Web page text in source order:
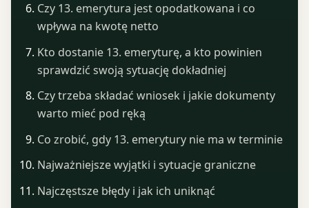
Czy 13. emerytura jest opodatkowana i co
wpływa na kwotę netto
Kto dostanie 13. emeryturę, a kto powinien
sprawdzić swoją sytuację dokładniej
Czy trzeba składać wniosek i jakie dokumenty
warto mieć pod ręką
Co zrobić, gdy 13. emerytury nie ma w terminie
Najważniejsze wyjątki i sytuacje graniczne
Najczęstsze błędy i jak ich uniknąć